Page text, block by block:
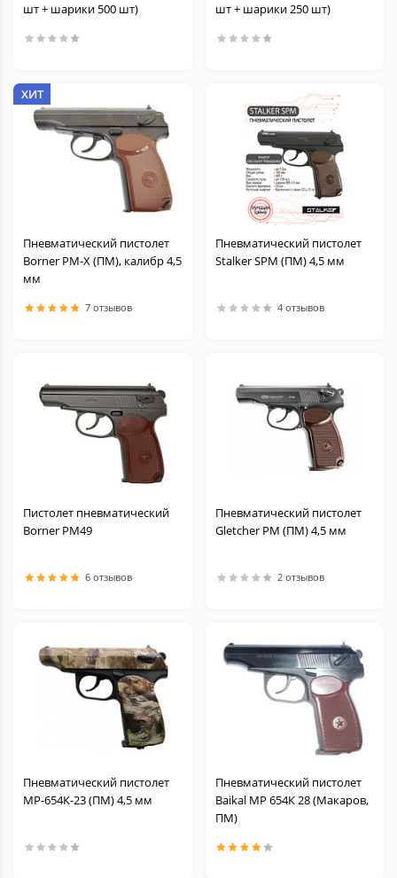
шт + шарики 500 шт)
шт + шарики 250 шт)
ХИТ
Пневматический пистолет
Borner PM-X (ПМ), калибр 4,5
мм
7 отзывов
Пневматический пистолет
Stalker SPM (ПМ) 4,5 мм
4 отзывов
Пистолет пневматический
Borner PM49
6 отзывов
Пневматический пистолет
Gletcher PM (ПМ) 4,5 мм
2 отзывов
Пневматический пистолет
МР-654К-23 (ПМ) 4,5 мм
Пневматический пистолет
Baikal МР 654К 28 (Макаров,
ПМ)